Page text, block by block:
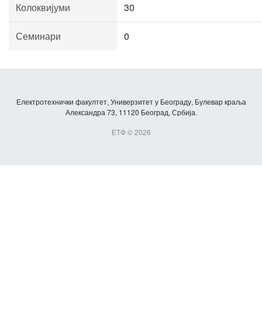
Колоквијуми 30
Семинари 0
Електротехнички факултет, Универзитет у Београду, Булевар краља
Александра 73, 11120 Београд, Србија.
ЕТФ © 2026